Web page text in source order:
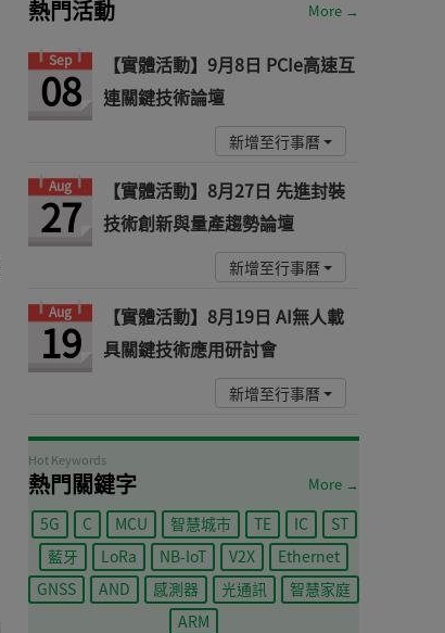
熱門活動 More →
Sep
08
【實體活動】9月8日 PCIe高速互
連關鍵技術論壇
新增至行事曆
Aug
27
【實體活動】8月27日 先進封裝
技術創新與量產趨勢論壇
新增至行事曆
Aug
19
【實體活動】8月19日 AI無人載
具關鍵技術應用研討會
新增至行事曆
Hot Keywords
熱門關鍵字 More →
5G C MCU 智慧城市 TE IC
ST
藍牙
LoRa NB-IoT V2X
Ethernet
GNSS
AND 感測器 光通訊
智慧家庭
ARM